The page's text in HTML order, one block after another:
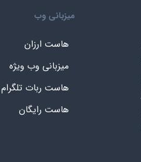
میزبانی وب
هاست ارزان
میزبانی وب ویژه
هاست ربات تلگرام
هاست رایگان